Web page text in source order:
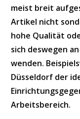
meist breit
Artikel nicht
hohe Qualität
sich deswegen
wenden.
Düsseldorf der
Arbeitsbereich.